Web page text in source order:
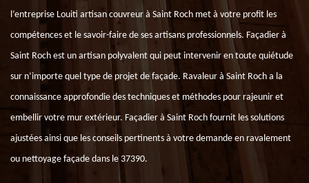
l’entreprise Louiti artisan couvreur à Saint Roch met à votre profit les
compétences et le savoir-faire de ses artisans professionnels. Façadier à
Saint Roch est un artisan polyvalent qui peut intervenir en toute quiétude
sur n’importe quel type de projet de façade. Ravaleur à Saint Roch a la
connaissance approfondie des techniques et méthodes pour rajeunir et
embellir votre mur extérieur. Façadier à Saint Roch fournit les solutions
ajustées ainsi que les conseils pertinents à votre demande en ravalement
ou nettoyage façade dans le 37390.